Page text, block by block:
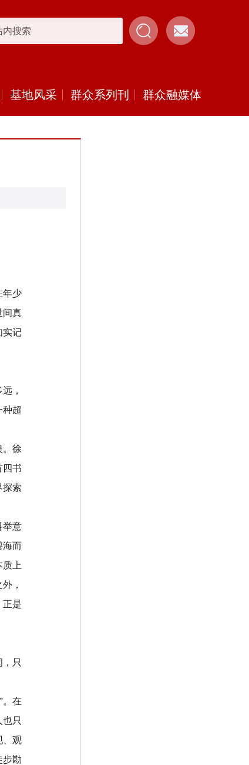
基地风采 群众系列刊 群众融媒体
年少
间真
实记
，
种超
。徐
四书
探索
举意
海而
上
，
正是
只
。在
只
、观
步勘